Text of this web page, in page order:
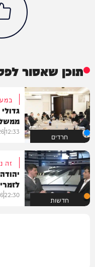
תוכן שאסור
חרדים 12:33
חדשות
זה
22:30